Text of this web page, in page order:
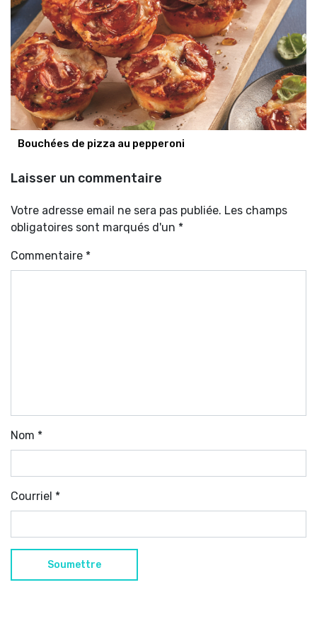
Bouchées de pizza au pepperoni
Laisser un commentaire
Votre adresse email ne sera pas publiée. Les champs
obligatoires sont marqués d'un *
Commentaire *
Nom *
Courriel *